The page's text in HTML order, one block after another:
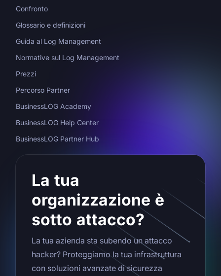
Confronto
Glossario e definizioni
Guida al Log Management
Normative sul Log Management
Prezzi
Percorso Partner
BusinessLOG Academy
BusinessLOG Help Center
BusinessLOG Partner Hub
La tua
organizzazione è
sotto attacco?
La tua azienda sta subendo un attacco
hacker? Proteggiamo la tua infrastruttura
con soluzioni avanzate di sicurezza